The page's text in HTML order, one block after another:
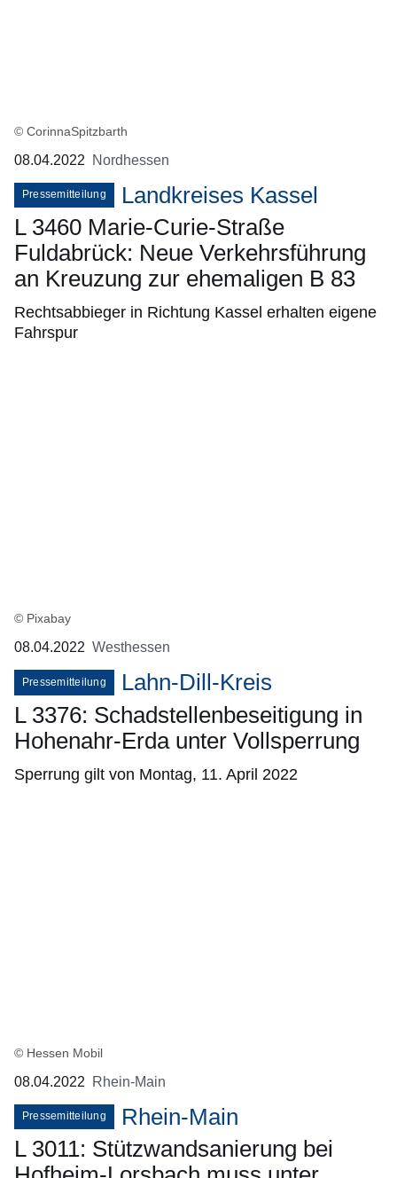
© CorinnaSpitzbarth
08.04.2022 Nordhessen
Pressemitteilung
Landkreises Kassel
L 3460 Marie-Curie-Straße
Fuldabrück: Neue Verkehrsführung
an Kreuzung zur ehemaligen B 83
Rechtsabbieger in Richtung Kassel erhalten eigene
Fahrspur
© Pixabay
08.04.2022 Westhessen
Pressemitteilung
Lahn-Dill-Kreis
L 3376: Schadstellenbeseitigung in
Hohenahr-Erda unter Vollsperrung
Sperrung gilt von Montag, 11. April 2022
© Hessen Mobil
08.04.2022 Rhein-Main
Pressemitteilung
Rhein-Main
L 3011: Stützwandsanierung bei